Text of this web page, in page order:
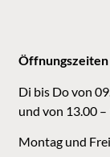
Öffnungszeiten
Di bis Do von
und von 13.00
Montag und